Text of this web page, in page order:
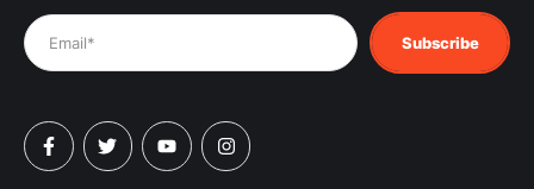
Subscribe